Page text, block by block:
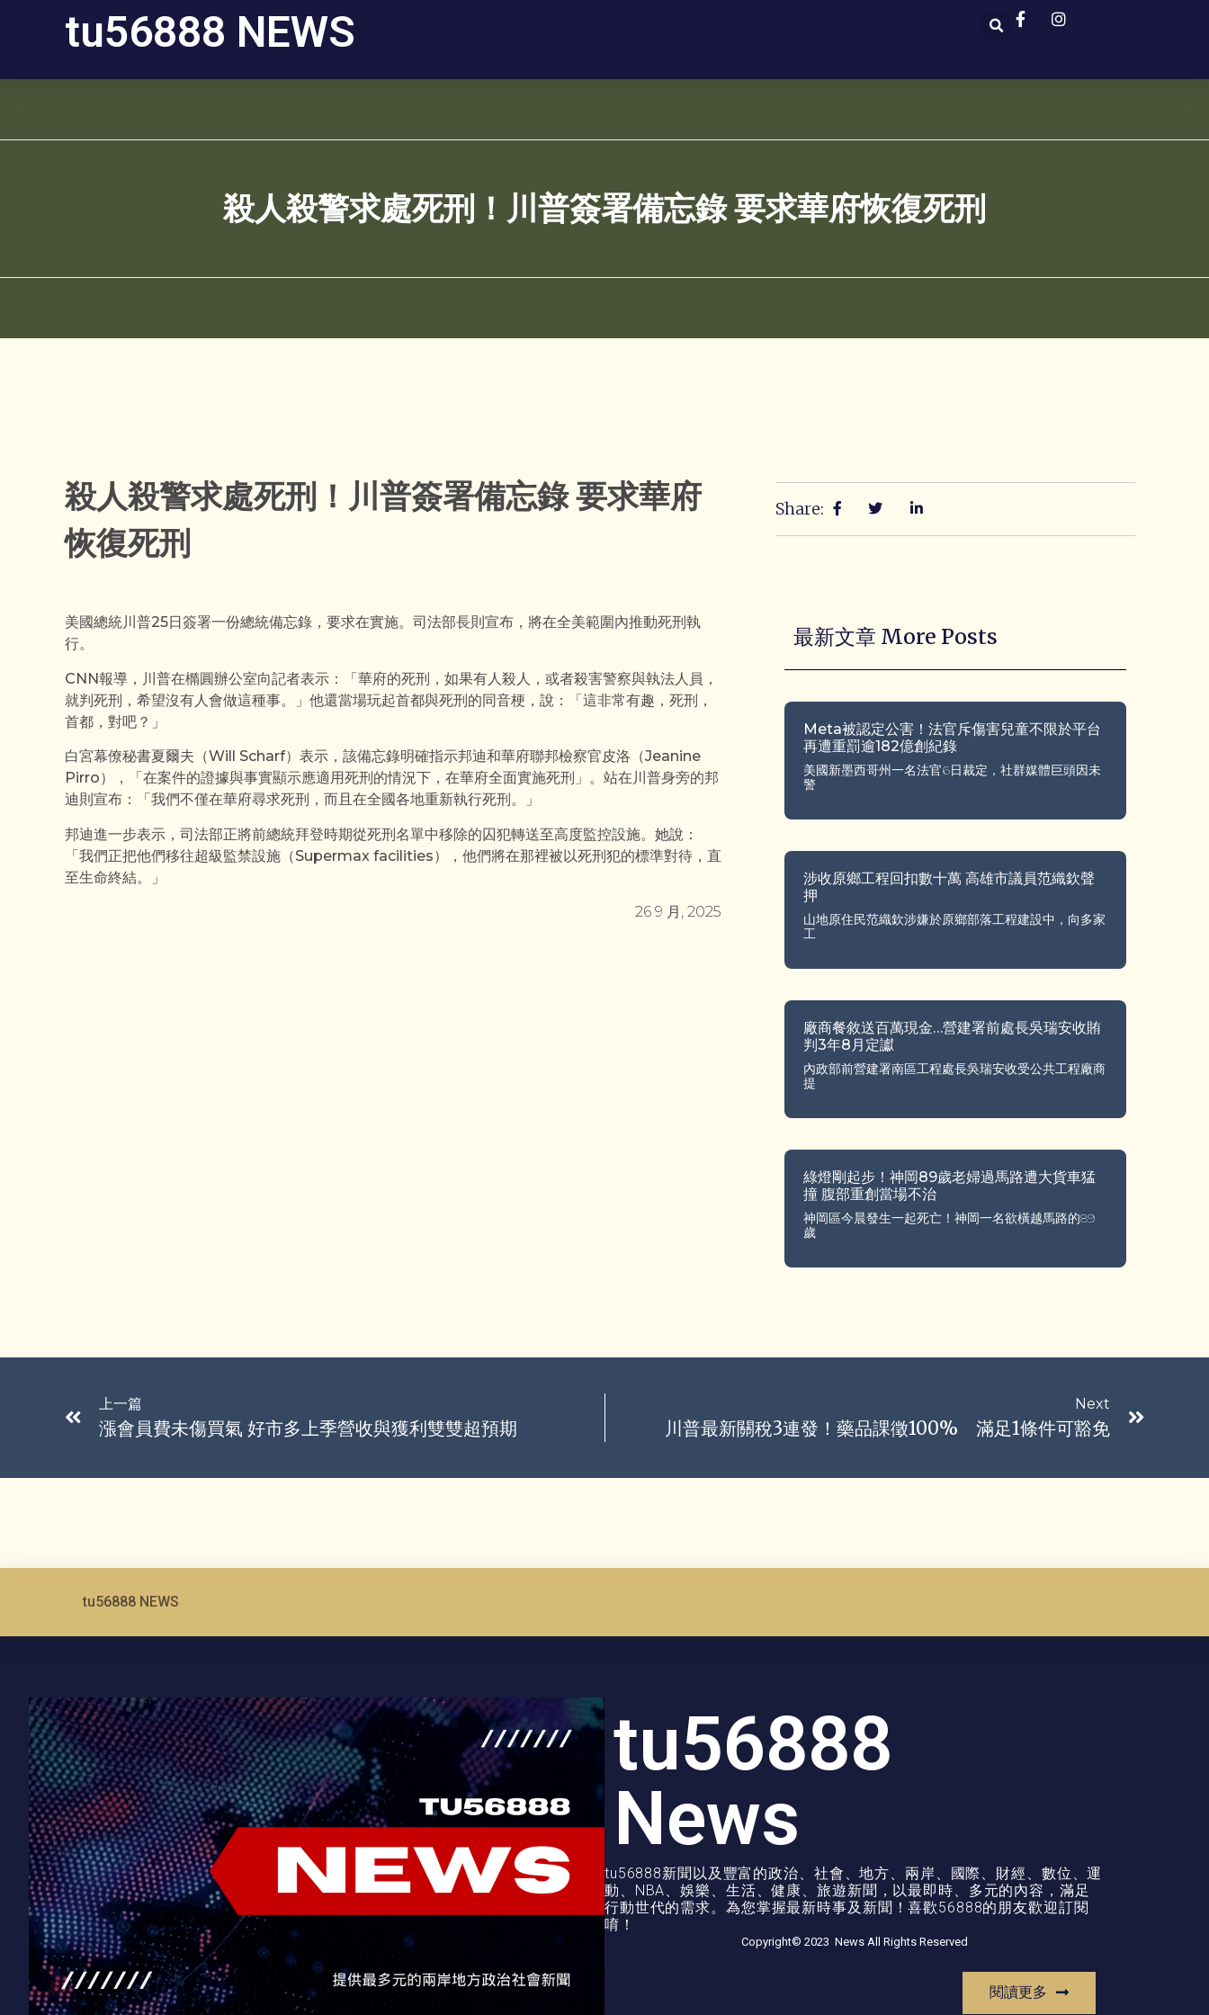
tu56888 NEWS
殺人殺警求處死刑！川普簽署備忘錄 要求華府恢復死刑
殺人殺警求處死刑！川普簽署備忘錄 要求華府
恢復死刑
美國總統川普25日簽署一份總統備忘錄，要求在實施。司法部長則宣布，將在全美範圍內推動死刑執
行。
CNN報導，川普在橢圓辦公室向記者表示：「華府的死刑，如果有人殺人，或者殺害警察與執法人員，
就判死刑，希望沒有人會做這種事。」他還當場玩起首都與死刑的同音梗，說：「這非常有趣，死刑，
首都，對吧？」
白宮幕僚秘書夏爾夫（Will Scharf）表示，該備忘錄明確指示邦迪和華府聯邦檢察官皮洛（Jeanine
Pirro），「在案件的證據與事實顯示應適用死刑的情況下，在華府全面實施死刑」。站在川普身旁的邦
迪則宣布：「我們不僅在華府尋求死刑，而且在全國各地重新執行死刑。」
邦迪進一步表示，司法部正將前總統拜登時期從死刑名單中移除的囚犯轉送至高度監控設施。她說：
「我們正把他們移往超級監禁設施（Supermax facilities），他們將在那裡被以死刑犯的標準對待，直
至生命終結。」
26 9 月, 2025
Share:
最新文章 More Posts
Meta被認定公害！法官斥傷害兒童不限於平台
再遭重罰逾182億創紀錄
美國新墨西哥州一名法官6日裁定，社群媒體巨頭因未
警
涉收原鄉工程回扣數十萬 高雄市議員范織欽聲
押
山地原住民范織欽涉嫌於原鄉部落工程建設中，向多家
工
廠商餐敘送百萬現金…營建署前處長吳瑞安收賄
判3年8月定讞
內政部前營建署南區工程處長吳瑞安收受公共工程廠商
提
綠燈剛起步！神岡89歲老婦過馬路遭大貨車猛
撞 腹部重創當場不治
神岡區今晨發生一起死亡！神岡一名欲橫越馬路的89
歲
上一篇
漲會員費未傷買氣 好市多上季營收與獲利雙雙超預期
Next
川普最新關稅3連發！藥品課徵100% 滿足1條件可豁免
tu56888 NEWS
tu56888
News
tu56888新聞以及豐富的政治、社會、地方、兩岸、國際、財經、數位、運
動、NBA、娛樂、生活、健康、旅遊新聞，以最即時、多元的內容，滿足
行動世代的需求。為您掌握最新時事及新聞！喜歡56888的朋友歡迎訂閱
唷！
Copyright© 2023 News All Rights Reserved
閱讀更多